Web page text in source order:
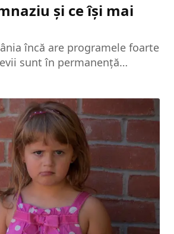
și ce își mai
încă are programele foarte
sunt în permanență
încât rămân blocați într-un
nemaireușind să se
înalte impuse de dascălii
chiar fac performanță
distincții la toate
însă, la un moment dat,
intelectuale și clachează
mai puțin. Pentru...